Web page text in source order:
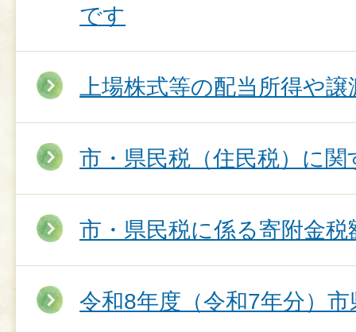
です
上場株式等の配当所得や
市・県民税（住民税）に関
市・県民税に係る寄附金税
令和8年度（令和7年分）